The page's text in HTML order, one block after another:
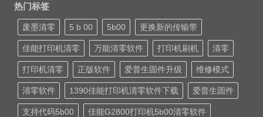
热门标签
废墨清零 5 b 00 5b00 更换新的传输带
佳能打印机清零 万能清零软件 打印机刷机 清零
打印机清零 正版软件 爱普生固件升级 维修模式
清零软件 1390佳能打印机清零软件下载 爱普生固件
支持代码5b00 佳能G2800打印机5b00清零软件